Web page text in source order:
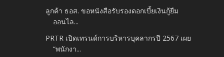
ลูกค้า ธอส. ขอหนังสือรับรองดอกเบี้ยเงินกู้ยืม
ออนไล...
PRTR เปิดเทรนด์การบริหารบุคลากรปี 2567 เผย
“พนักงา...